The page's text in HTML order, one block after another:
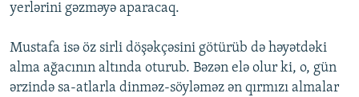
yerlərini gəzməyə aparacaq.
Mustafa isə öz sirli döşəkçəsini götürüb də həyətdəki
alma ağacının altında oturub. Bəzən elə olur ki, o, gün
ərzində sa-atlarla dinməz-söyləməz ən qırmızı almalar